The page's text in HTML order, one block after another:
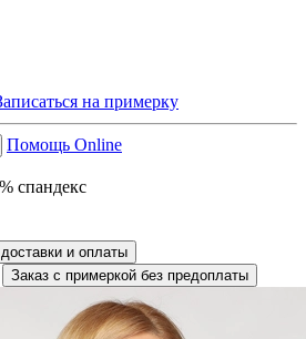
на примерку
Помощь Online
спандекс
и оплаты
Заказ с примеркой без предоплаты